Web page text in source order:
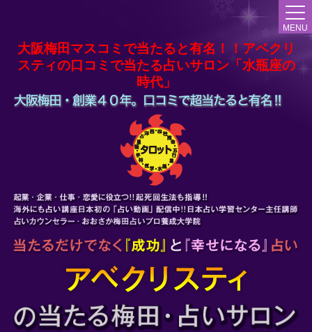
大阪梅田マスコミで当たると有名！！アベクリ
スティの口コミで当たる占いサロン「水瓶座の
時代」
MENU